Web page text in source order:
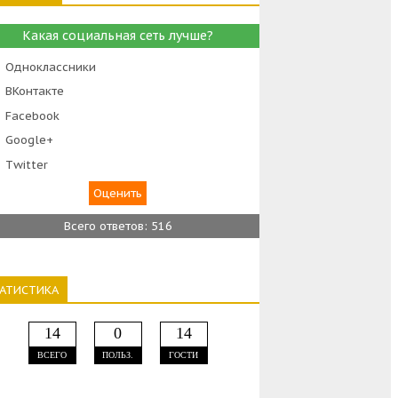
Какая социальная сеть лучше?
Одноклассники
ВКонтакте
Facebook
Google+
Тwitter
Всего ответов: 516
14
ВСЕГО
0
ПОЛЬЗ.
14
ГОСТИ